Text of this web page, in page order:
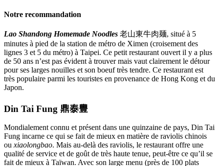
Notre recommandation
Lao Shandong Homemade Noodles 老山東牛肉麺, situé à 5
minutes à pied de la station de métro de Ximen (croisement des
lignes 3 et 5 du métro) à Taipei. Ce petit restaurant ouvert il y a plus
de 50 ans n’est pas évident à trouver mais vaut clairement le détour
pour ses larges nouilles et son boeuf très tendre. Ce restaurant est
très populaire parmi les touristes en provenance de Hong Kong et du
Japon.
Din Tai Fung 鼎泰豐
Mondialement connu et présent dans une quinzaine de pays, Din Tai
Fung incarne ce qui se fait de mieux en matière de raviolis chinois
ou xiaolongbao. Mais au-delà des raviolis, le restaurant offre une
qualité de service et de goût de très haute tenue, peut-être ce qu’il se
fait de mieux à Taïwan. Avec son large menu (près de 100 plats